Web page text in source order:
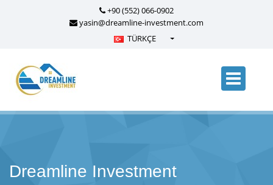
+90 (552) 066-0902
yasin@dreamline-investment.com
TÜRKÇE
Српски - Serbian
Dreamline Investment